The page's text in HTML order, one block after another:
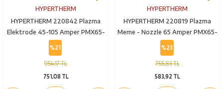
HYPERTHERM
HYPERTHERM 220842 Plazma
Elektrode 45-105 Amper PMX65-
85-105
%21
954,17 TL
751,08 TL
HYPERTHERM
HYPERTHERM 220819 Plazma
Meme - Nozzle 65 Amper PMX65-
85-105
%23
755,83 TL
583,92 TL